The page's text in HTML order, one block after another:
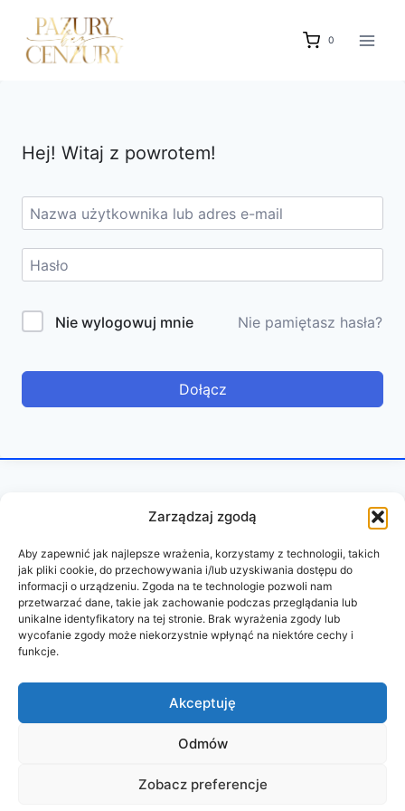
Zarządzaj zgodą
Aby zapewnić jak najlepsze wrażenia, korzystamy z technologii, takich
jak pliki cookie, do przechowywania i/lub uzyskiwania dostępu do
informacji o urządzeniu. Zgoda na te technologie pozwoli nam
przetwarzać dane, takie jak zachowanie podczas przeglądania lub
unikalne identyfikatory na tej stronie. Brak wyrażenia zgody lub
wycofanie zgody może niekorzystnie wpłynąć na niektóre cechy i
funkcje.
Akceptuję
Odmów
Zobacz preferencje
treści
0
Hej! Witaj z powrotem!
Nie wylogowuj mnie Nie pamiętasz hasła?
Dołącz
REGULAMIN POLITYKA PRYWATNOŚCI